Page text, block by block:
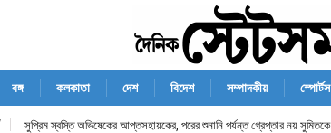
বঙ্গ কলকাতা দেশ বিদেশ সম্পাদকীয় স্পোর্টস
সুপ্রিম স্বস্তি অভিষেকের আপ্তসহায়কের, পরের শুনানি পর্যন্ত গ্রেপ্তার নয় সুমিতকে